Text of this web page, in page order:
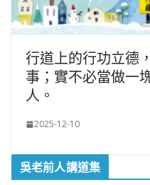
行道上的行功立德
事；實不必當做一
人。
2025-12-10
吳老前人講道集